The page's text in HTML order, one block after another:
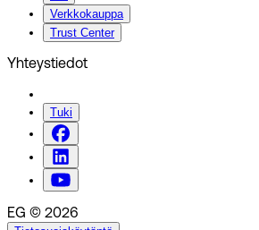
Verkkokauppa
Trust Center
Yhteystiedot
Tuki
EG © 2026